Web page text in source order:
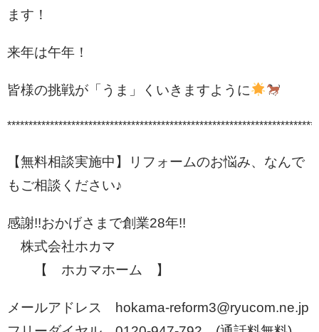
ます！
来年は午年！
皆様の挑戦が「うま」くいきますように
【無料相談実施中】リフォームのお悩み、なんで
もご相談ください♪
感謝!!おかげさまで創業28年!!
株式会社ホカマ
【 ホカマホーム 】
メールアドレス hokama-reform3@ryucom.ne.jp